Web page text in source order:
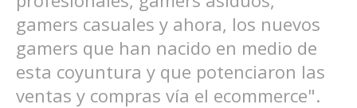
gamers casuales y ahora, los nuevos
gamers que han nacido en medio de
esta coyuntura y que potenciaron las
ventas y compras vía el ecommerce".